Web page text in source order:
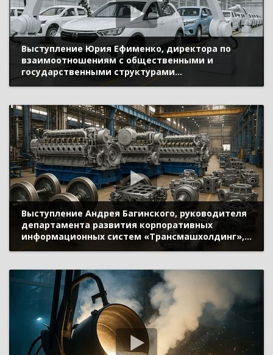
Выступление Юрия Ефименко, директора по
взаимоотношениям с общественными и
государственными структурами
«Автомобильный Завод Урал», на сессии «Как
цифровой форсаж» (ИННОПРОМ 2022)
Выступление Андрея Багинского, руководителя
департамента развития корпоративных
информационных систем «Трансмашхолдинг»,
на сессии «Как пересесть на российскую ERP и